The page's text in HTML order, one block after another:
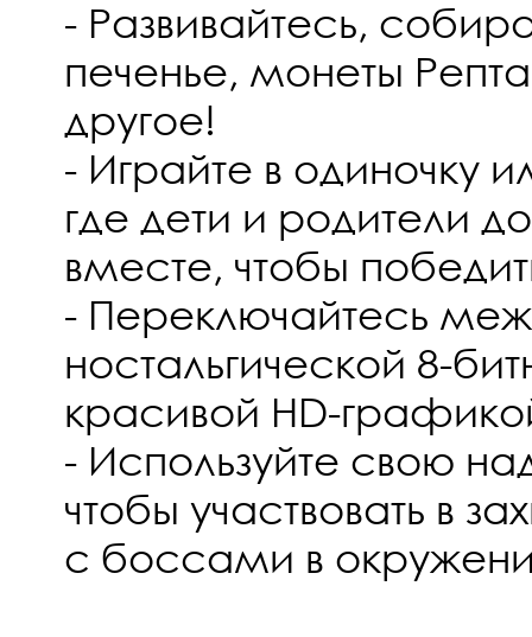
- Развивайтесь,
печенье, монеты
другое!
- Играйте в одиночку
где дети и родители
вместе, чтобы
- Переключайтесь
ностальгической 8-
красивой HD-
- Используйте свою
чтобы участвовать в
с боссами в